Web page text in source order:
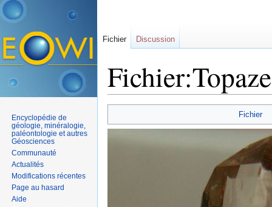
Fichier
Fichier Discussion
Encyclopédie de
géologie, minéralogie,
paléontologie et autres
Géosciences
Communauté
Actualités
Modifications récentes
Page au hasard
Aide